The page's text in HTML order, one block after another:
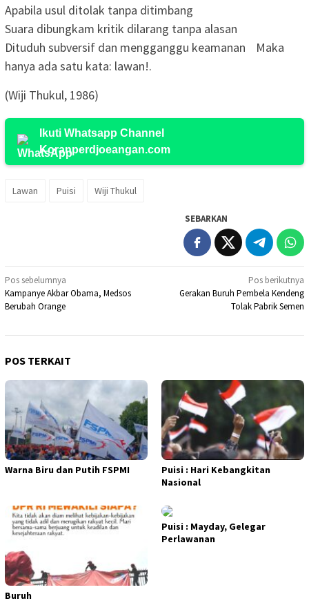
Apabila usul ditolak tanpa ditimbang
Suara dibungkam kritik dilarang tanpa alasan
Dituduh subversif dan mengganggu keamanan Maka
hanya ada satu kata: lawan!.
(Wiji Thukul, 1986)
Ikuti Whatsapp Channel
Koranperdjoeangan.com
Lawan Puisi Wiji Thukul
SEBARKAN
Navigasi
pos
Pos sebelumnya
Kampanye Akbar Obama, Medsos
Berubah Orange
Pos berikutnya
Gerakan Buruh Pembela Kendeng
Tolak Pabrik Semen
POS TERKAIT
Warna Biru dan Putih FSPMI
Puisi : Hari Kebangkitan
Nasional
Buruh
Puisi : Mayday, Gelegar
Perlawanan